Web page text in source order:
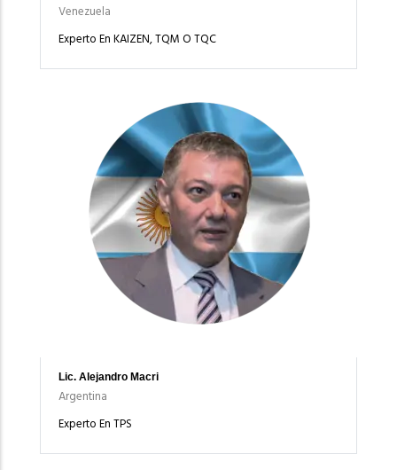
Venezuela
Experto En KAIZEN, TQM O TQC
Lic. Alejandro Macri
Argentina
Experto En TPS